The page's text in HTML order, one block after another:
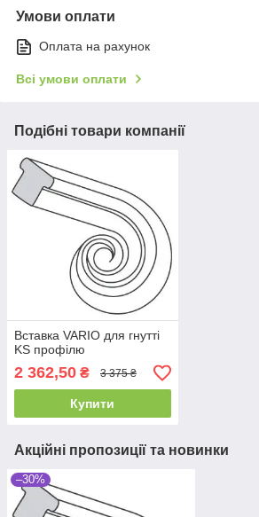
Умови оплати
Оплата на рахунок
Всі умови оплати
Подібні товари компанії
Вставка VARIO для гнутті
KS профілю
2 362,50 ₴ 3 375 ₴
Купити
Акційні пропозиції та новинки
–30%